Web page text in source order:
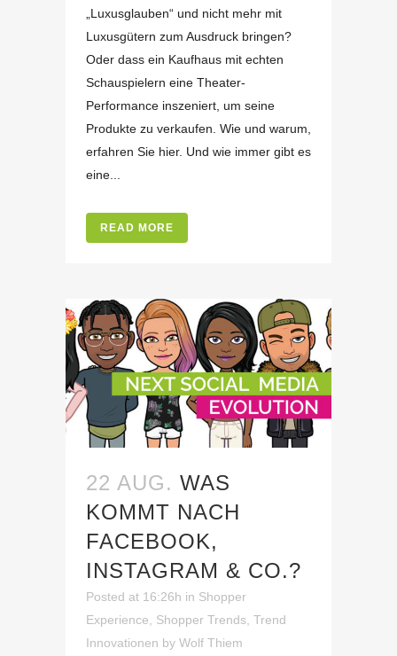
„Luxusglauben“ und nicht mehr mit
Luxusgütern zum Ausdruck bringen?
Oder dass ein Kaufhaus mit echten
Schauspielern eine Theater-
Performance inszeniert, um seine
Produkte zu verkaufen. Wie und warum,
erfahren Sie hier. Und wie immer gibt es
eine...
READ MORE
22 AUG. WAS
KOMMT NACH
FACEBOOK,
INSTAGRAM & CO.?
Posted at 16:26h in Shopper
Experience, Shopper Trends, Trend
Innovationen by Wolf Thiem